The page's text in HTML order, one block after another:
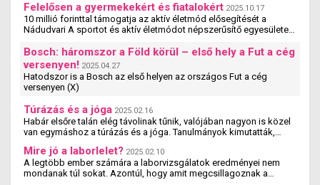
Felelősen a gyermekekért és fiatalokért 2025.10.17
10 millió forinttal támogatja az aktív életmód elősegítését a
Nádudvari A sportot és aktív életmódot népszerűsítő egyesületek,
Bosch: háromszor a Föld körül – első hely a Fut a cég
versenyen! 2025.04.27
Hatodszor is a Bosch az első helyen az országos Fut a cég
versenyen (X)
Túrázás és a jóga 2025.02.16
Habár elsőre talán elég távolinak tűnik, valójában nagyon is közel
van egymáshoz a túrázás és a jóga. Tanulmányok kimutatták,
Mire jó a laborlelet? 2025.02.10
A legtöbb ember számára a laborvizsgálatok eredményei nem
mondanak túl sokat. Azontúl, hogy amit megcsillagoznak a